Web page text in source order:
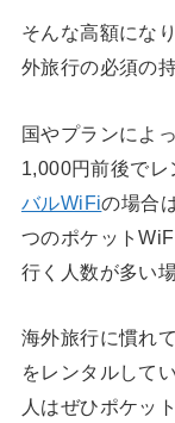
そんな高額にな
外旅行の必須の
国やプランによ
1,000円前後でレ
バルWiFiの場合
つのポケット
行く人数が多い
海外旅行に慣れ
をレンタルして
人はぜひポケッ